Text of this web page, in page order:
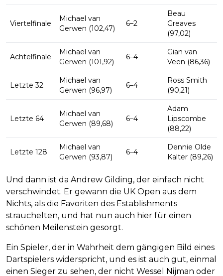
Viertelfinale
Michael van
Gerwen (102,47)
6–2
Beau
Greaves
(97,02)
Achtelfinale
Michael van
Gerwen (101,92)
6–4
Gian van
Veen (86,36)
Letzte 32
Michael van
Gerwen (96,97)
6–4
Ross Smith
(90,21)
Letzte 64
Michael van
Gerwen (89,68)
6–4
Adam
Lipscombe
(88,22)
Letzte 128
Michael van
Gerwen (93,87)
6–4
Dennie Olde
Kalter (89,26)
Und dann ist da Andrew Gilding, der einfach nicht
verschwindet. Er gewann die UK Open aus dem
Nichts, als die Favoriten des Establishments
strauchelten, und hat nun auch hier für einen
schönen Meilenstein gesorgt.
Ein Spieler, der in Wahrheit dem gängigen Bild eines
Dartspielers widerspricht, und es ist auch gut, einmal
einen Sieger zu sehen, der nicht Wessel Nijman oder